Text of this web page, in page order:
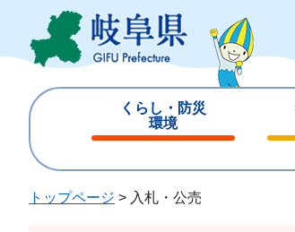
ジ
ュ
くらし・防災
環境
じ
じ
トップページ > 入札・公売